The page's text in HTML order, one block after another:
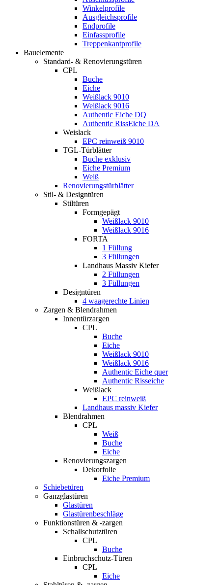
Winkelprofile
Ausgleichsprofile
Endprofile
Einfassprofile
Treppenkantprofile
Bauelemente
Standard- & Renovierungstüren
CPL
Buche
Eiche
Weißlack 9010
Weißlack 9016
Authentic Eiche DQ
Authentic RissEiche DA
Weislack
EPC reinweiß 9010
TGL-Türblätter
Buche exklusiv
Eiche Premium
Weiß
Renovierungstürblätter
Stil- & Designtüren
Stiltüren
Formgepägt
Weißlack 9010
Weißlack 9016
FORTA
1 Füllung
3 Füllungen
Landhaus Massiv Kiefer
2 Füllungen
3 Füllungen
Designtüren
4 waagerechte Linien
Zargen & Blendrahmen
Innentürzargen
CPL
Buche
Eiche
Weißlack 9010
Weißlack 9016
Authentic Eiche quer
Authentic Risseiche
Weißlack
EPC reinweiß
Landhaus massiv Kiefer
Blendrahmen
CPL
Weiß
Buche
Eiche
Renovierungszargen
Dekorfolie
Eiche Premium
Schiebetüren
Ganzglastüren
Glastüren
Glastürenbeschläge
Funktionstüren & -zargen
Schallschutztüren
CPL
Buche
Einbruchschutz-Türen
CPL
Eiche